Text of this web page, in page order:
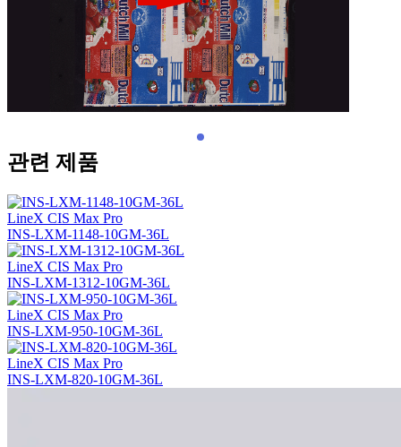
관련 제품
LineX CIS Max Pro
INS-LXM-1148-10GM-36L
LineX CIS Max Pro
INS-LXM-1312-10GM-36L
LineX CIS Max Pro
INS-LXM-950-10GM-36L
LineX CIS Max Pro
INS-LXM-820-10GM-36L